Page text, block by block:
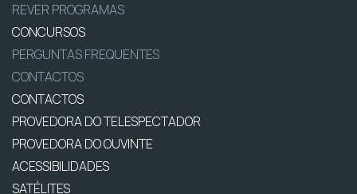
REVER PROGRAMAS
CONCURSOS
PERGUNTAS FREQUENTES
CONTACTOS
CONTACTOS
PROVEDORA DO TELESPECTADOR
PROVEDORA DO OUVINTE
ACESSIBILIDADES
SATÉLITES